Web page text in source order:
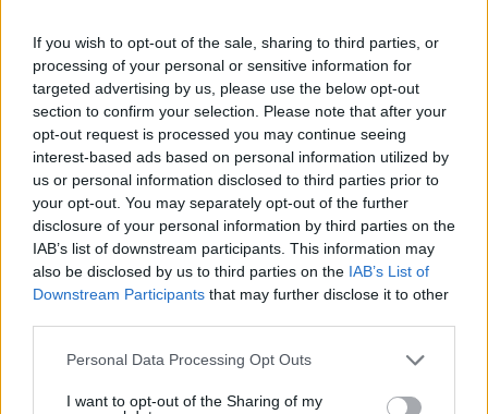
If you wish to opt-out of the sale, sharing to third parties, or
processing of your personal or sensitive information for
targeted advertising by us, please use the below opt-out
section to confirm your selection. Please note that after your
opt-out request is processed you may continue seeing
interest-based ads based on personal information utilized by
us or personal information disclosed to third parties prior to
your opt-out. You may separately opt-out of the further
disclosure of your personal information by third parties on the
IAB’s list of downstream participants. This information may
also be disclosed by us to third parties on the IAB’s List of
Downstream Participants that may further disclose it to other
Please note that this website/app uses one or more Google
not limited to your visit or usage behaviour. You may click to
Personal Data Processing Opt Outs
I want to opt-out of the Sharing of my
Στο σφυρί η άγνωστη συλλογή πανάκριβων
αυτοκινήτων του Γιώργου Τράγκα
10.08.2026, 09:10